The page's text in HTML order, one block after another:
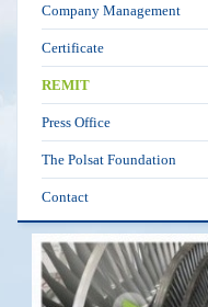
Company Management
Certificate
REMIT
Press Office
The Polsat Foundation
Contact